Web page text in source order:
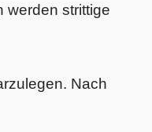
werden strittige
Nach